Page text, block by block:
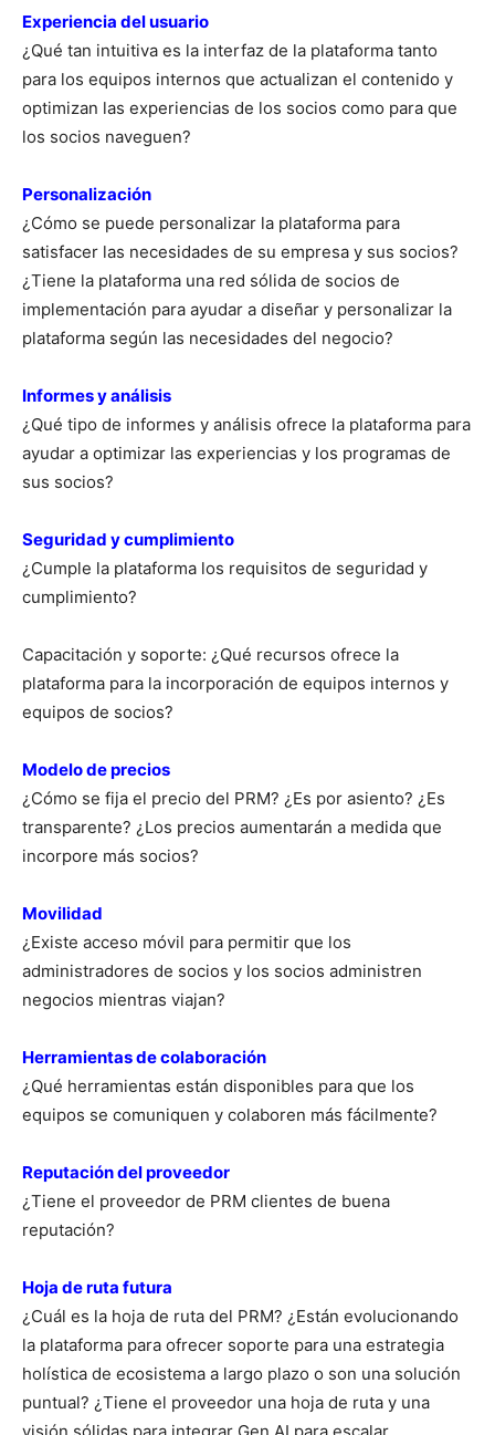
Experiencia del usuario
¿Qué tan intuitiva es la interfaz de la plataforma tanto
para los equipos internos que actualizan el contenido y
optimizan las experiencias de los socios como para que
los socios naveguen?
Personalización
¿Cómo se puede personalizar la plataforma para
satisfacer las necesidades de su empresa y sus socios?
¿Tiene la plataforma una red sólida de socios de
implementación para ayudar a diseñar y personalizar la
plataforma según las necesidades del negocio?
Informes y análisis
¿Qué tipo de informes y análisis ofrece la plataforma para
ayudar a optimizar las experiencias y los programas de
sus socios?
Seguridad y cumplimiento
¿Cumple la plataforma los requisitos de seguridad y
cumplimiento?
Capacitación y soporte: ¿Qué recursos ofrece la
plataforma para la incorporación de equipos internos y
equipos de socios?
Modelo de precios
¿Cómo se fija el precio del PRM? ¿Es por asiento? ¿Es
transparente? ¿Los precios aumentarán a medida que
incorpore más socios?
Movilidad
¿Existe acceso móvil para permitir que los
administradores de socios y los socios administren
negocios mientras viajan?
Herramientas de colaboración
¿Qué herramientas están disponibles para que los
equipos se comuniquen y colaboren más fácilmente?
Reputación del proveedor
¿Tiene el proveedor de PRM clientes de buena
reputación?
Hoja de ruta futura
¿Cuál es la hoja de ruta del PRM? ¿Están evolucionando
la plataforma para ofrecer soporte para una estrategia
holística de ecosistema a largo plazo o son una solución
puntual? ¿Tiene el proveedor una hoja de ruta y una
visión sólidas para integrar Gen AI para escalar